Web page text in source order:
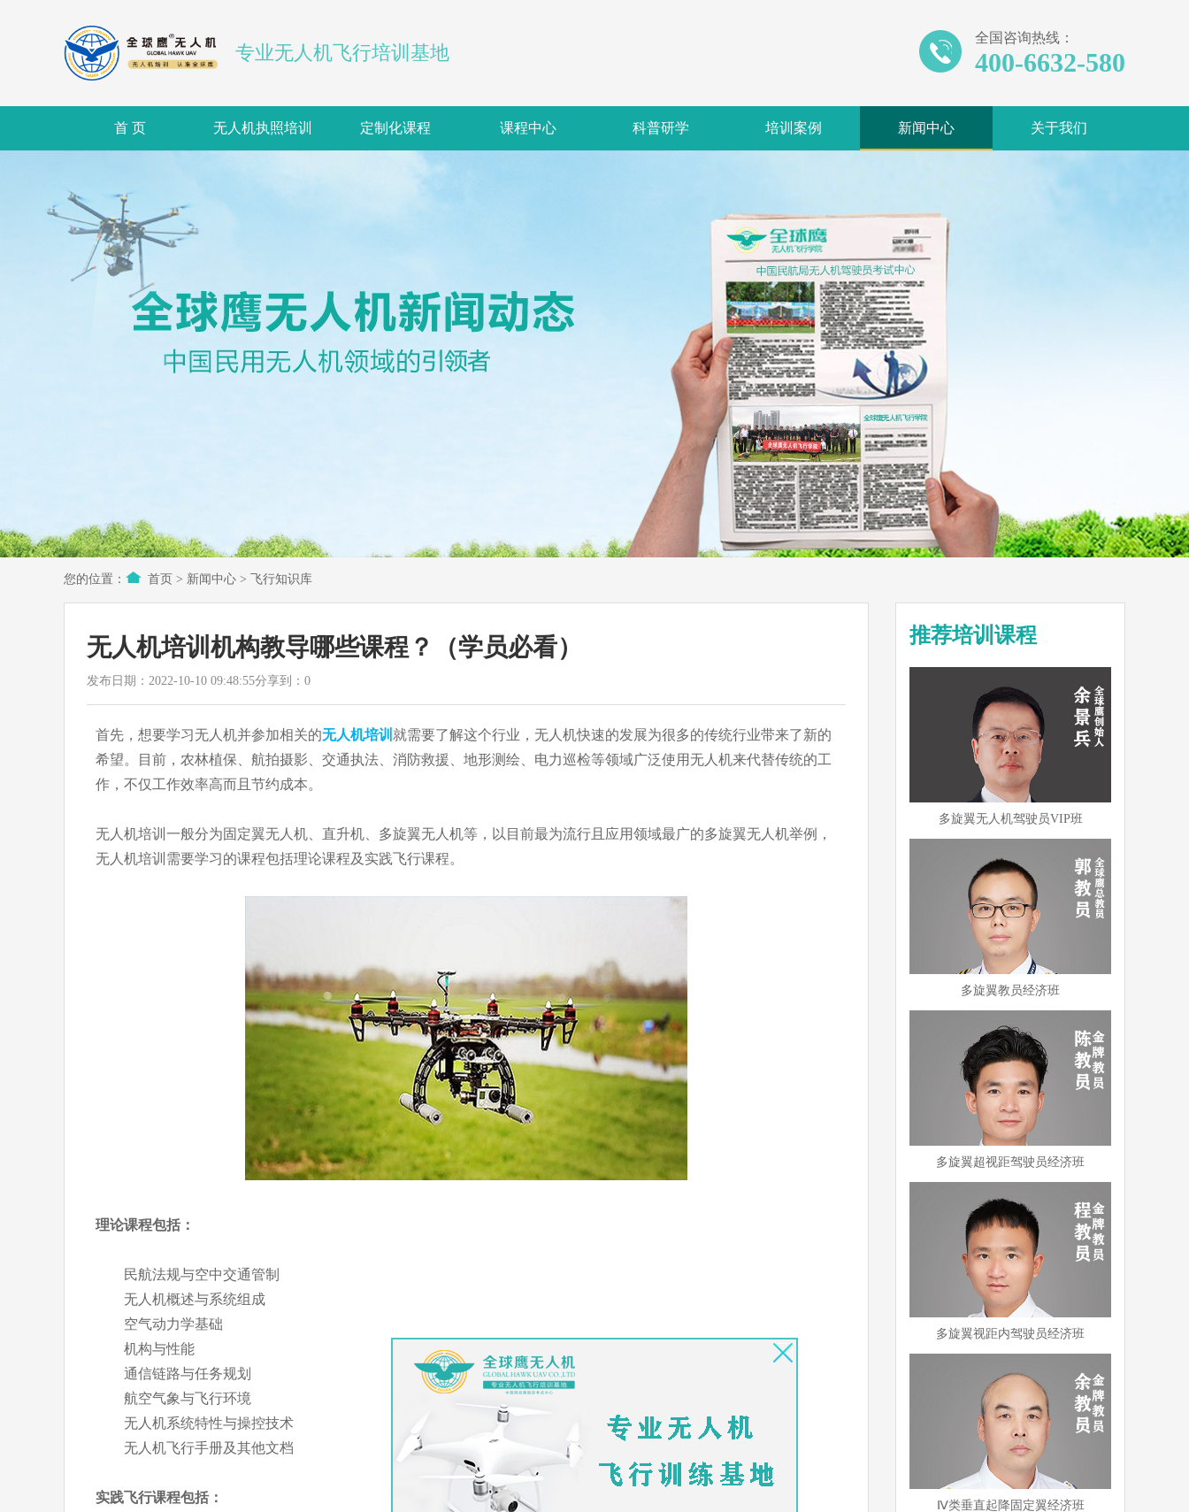
专业无人机飞行培训基地
全国咨询热线：
400-6632-580
首 页 无人机执照培训 定制化课程 课程中心 科普研学 培训案例 新闻中心 关于我们
您的位置： 首页 > 新闻中心 > 飞行知识库
无人机培训机构教导哪些课程？（学员必看）
发布日期：2022-10-10 09:48:55分享到： 0
首先，想要学习无人机并参加相关的无人机培训 就需要了解这个行业，无人机快速的发展为很多的传统行业带来了新的
希望。目前，农林植保、航拍摄影、交通执法、消防救援、地形测绘、电力巡检等领域广泛使用无人机来代替传统的工
作，不仅工作效率高而且节约成本。
无人机培训一般分为固定翼无人机、直升机、多旋翼无人机等，以目前最为流行且应用领域最广的多旋翼无人机举例，
无人机培训需要学习的课程包括理论课程及实践飞行课程。
理论课程包括：
民航法规与空中交通管制
无人机概述与系统组成
空气动力学基础
机构与性能
通信链路与任务规划
航空气象与飞行环境
无人机系统特性与操控技术
无人机飞行手册及其他文档
实践飞行课程包括：
推荐培训课程
多旋翼无人机驾驶员VIP班
多旋翼教员经济班
多旋翼超视距驾驶员经济班
多旋翼视距内驾驶员经济班
Ⅳ类垂直起降固定翼经济班